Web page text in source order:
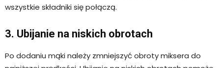
wszystkie składniki się połączą.
3. Ubijanie na niskich obrotach
Po dodaniu mąki należy zmniejszyć obroty miksera do